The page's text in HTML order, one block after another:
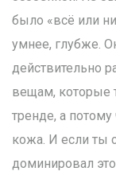
было «всё или
умнее, глубже.
действительно
вещам, которые
тренде, а потому
кожа. И если ты
доминировал